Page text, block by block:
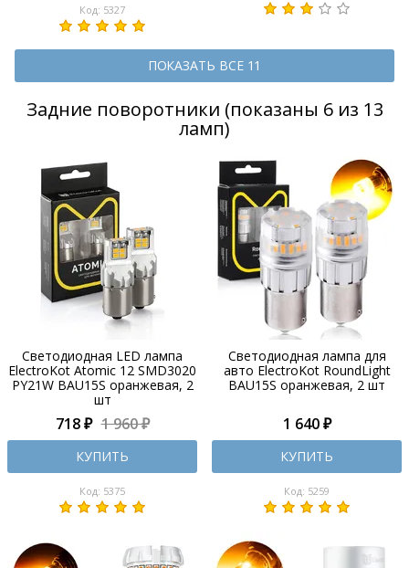
Код: 5327
ПОКАЗАТЬ ВСЕ 11
Задние поворотники (показаны 6 из 13
ламп)
Светодиодная LED лампа
ElectroKot Atomic 12 SMD3020
PY21W BAU15S оранжевая, 2
шт
718 ₽ 1 960 ₽
КУПИТЬ
Код: 5375
Светодиодная лампа для
авто ElectroKot RoundLight
BAU15S оранжевая, 2 шт
1 640 ₽
КУПИТЬ
Код: 5259